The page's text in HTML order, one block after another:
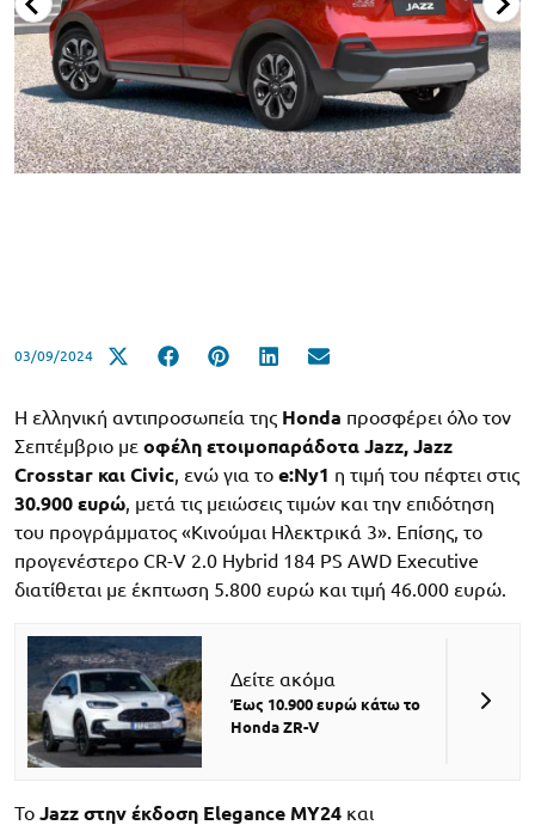
03/09/2024
Η ελληνική αντιπροσωπεία της Honda προσφέρει όλο τον
Σεπτέμβριο με οφέλη ετοιμοπαράδοτα Jazz, Jazz
Crosstar και Civic, ενώ για το e:Ny1 η τιμή του πέφτει στις
30.900 ευρώ, μετά τις μειώσεις τιμών και την επιδότηση
του προγράμματος «Κινούμαι Ηλεκτρικά 3». Επίσης, το
προγενέστερο CR-V 2.0 Hybrid 184 PS AWD Executive
διατίθεται με έκπτωση 5.800 ευρώ και τιμή 46.000 ευρώ.
Δείτε ακόμα
Έως 10.900 ευρώ κάτω το
Honda ZR-V
Το Jazz στην έκδοση Elegance MY24 και